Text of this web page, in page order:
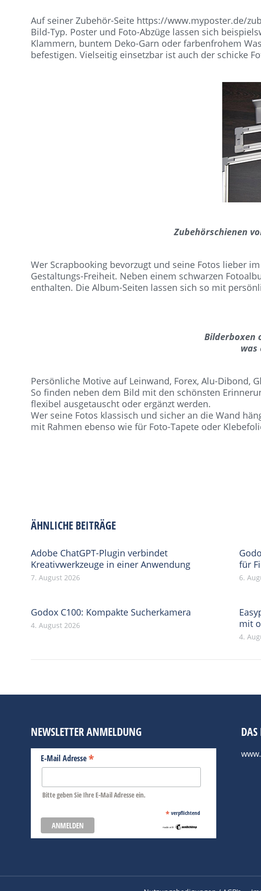
Auf seiner Zubehör-Seite https://www.myposter.de/
Bild-Typ. Poster und Foto-Abzüge lassen sich
Klammern, buntem Deko-Garn oder farbenfrohem
befestigen. Vielseitig einsetzbar ist auch der schicke
Zubehörschienen
Wer Scrapbooking bevorzugt und seine Fotos lieber
Gestaltungs-Freiheit. Neben einem schwarzen
enthalten. Die Album-Seiten lassen sich so mit
Bilderboxen
Persönliche Motive auf Leinwand, Forex, Alu-Dibond,
So finden neben dem Bild mit den schönsten
flexibel ausgetauscht oder ergänzt werden.
Wer seine Fotos klassisch und sicher an die Wand
mit Rahmen ebenso wie für Foto-Tapete oder
ÄHNLICHE BEITRÄGE
Adobe ChatGPT-Plugin verbindet
Kreativwerkzeuge in einer Anwendung
7. August 2026
für
6.
Godox C100: Kompakte Sucherkamera
4. August 2026
mit
4.
NEWSLETTER ANMELDUNG
E-Mail Adresse*
Bitte geben Sie Ihre E-Mail Adresse ein.
* verpflichtend